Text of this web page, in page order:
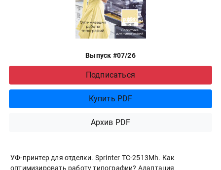
Выпуск #07/26
Подписаться
Купить PDF
Архив PDF
УФ-принтер для отделки. Sprinter ТС-2513Mh. Как
оптимизировать работу типографии? Адаптация